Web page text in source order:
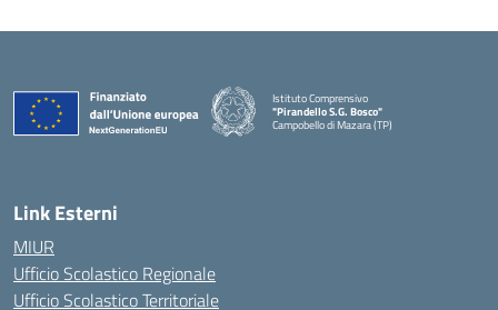
Istituto Comprensivo
"Pirandello S.G. Bosco"
Campobello di Mazara (TP)
— Visita la pagina iniziale della scuola
Link Esterni
MIUR
Ufficio Scolastico Regionale
Ufficio Scolastico Territoriale